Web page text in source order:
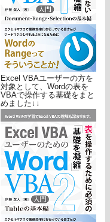
Excel VBAユーザーの方を
対象として、Wordの表を
VBAで操作する基礎をまと
めました↓↓